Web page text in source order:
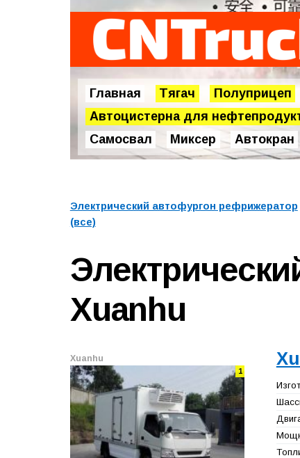
Главная Тягач Полуприцеп
Автоцистерна для
Самосвал
Миксер Автокран
Электрический автофургон рефрижератор
(все)
Xuanhu
Xuanhu
1